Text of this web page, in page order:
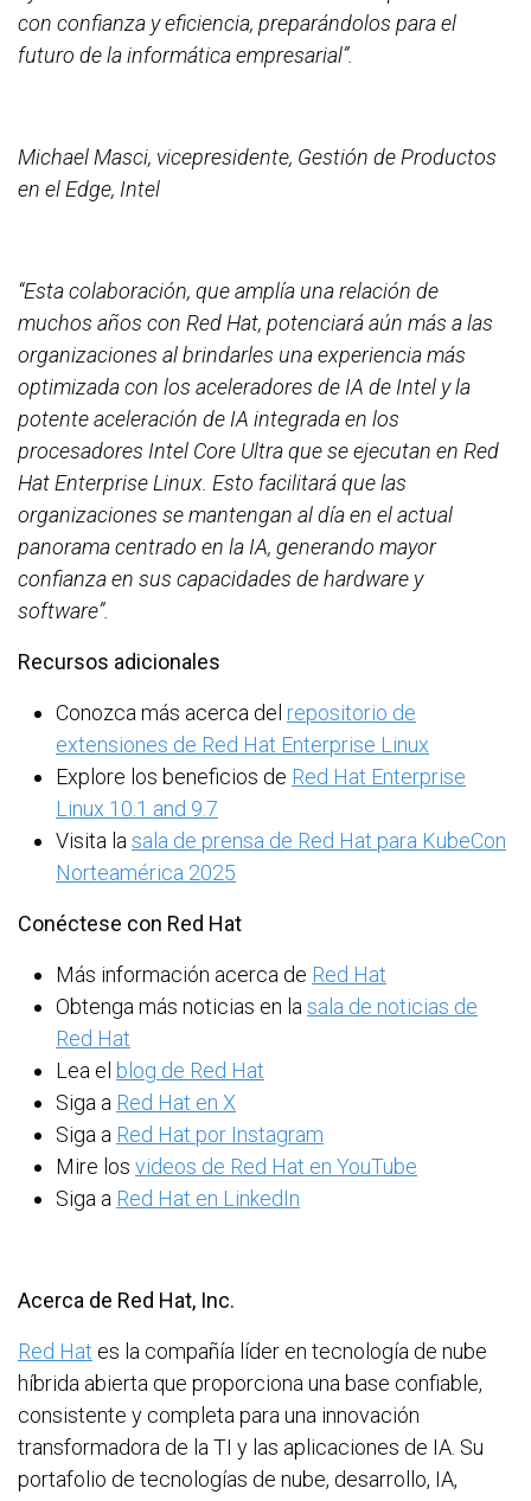
con confianza y eficiencia, preparándolos para el
futuro de la informática empresarial”.
Michael Masci, vicepresidente, Gestión de Productos
en el Edge, Intel
“Esta colaboración, que amplía una relación de
muchos años con Red Hat, potenciará aún más a las
organizaciones al brindarles una experiencia más
optimizada con los aceleradores de IA de Intel y la
potente aceleración de IA integrada en los
procesadores Intel Core Ultra que se ejecutan en Red
Hat Enterprise Linux. Esto facilitará que las
organizaciones se mantengan al día en el actual
panorama centrado en la IA, generando mayor
confianza en sus capacidades de hardware y
software”.
Recursos adicionales
Conozca más acerca del repositorio de
extensiones de Red Hat Enterprise Linux
Explore los beneficios de Red Hat Enterprise
Linux 10.1 and 9.7
Visita lasala de prensa de Red Hat para KubeCon
Norteamérica 2025
Conéctese con Red Hat
Más información acerca de Red Hat
Obtenga más noticias en lasala de noticias de
Red Hat
Lea el blog de Red Hat
Siga a Red Hat en X
Siga a Red Hat por Instagram
Mire los videos de Red Hat en YouTube
Siga a Red Hat en LinkedIn
Acerca de Red Hat, Inc.
Red Hat es la compañía líder en tecnología de nube
híbrida abierta que proporciona una base confiable,
consistente y completa para una innovación
transformadora de la TI y las aplicaciones de IA. Su
portafolio de tecnologías de nube, desarrollo, IA,